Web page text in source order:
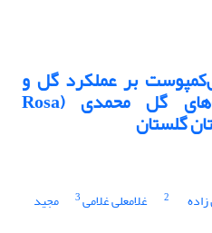
بر عملکرد گل و
اجزای آن در ژنوتیپ‌های گل محمدی ‏(‏Rosa
2 غلامعلی غلامی3 مجید